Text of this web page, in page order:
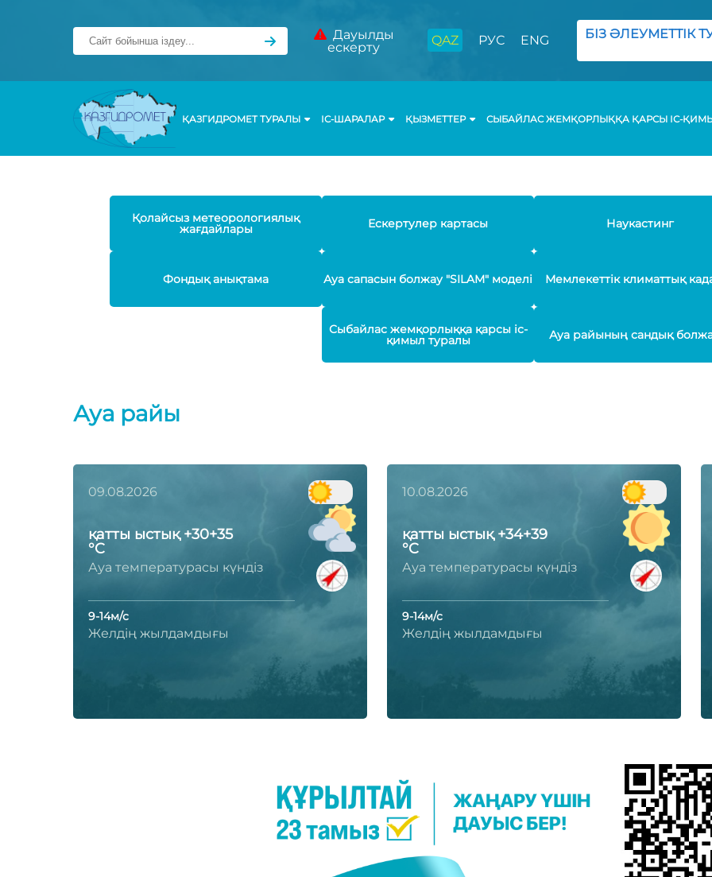
Дауылды
ескерту
QAZ РУС ENG БІЗ ӘЛЕУМЕТТІК
ҚАЗГИДРОМЕТ ТУРАЛЫ ІС-ШАРАЛАР ҚЫЗМЕТТЕР СЫБАЙЛАС ЖЕМҚОРЛЫҚҚА ҚАРСЫ ІС-
Қолайсыз метеорологиялық
жағдайлары Ескертулер картасы Наукастинг
Фондық анықтама Ауа сапасын болжау "SILAM" моделі Мемлекеттік климаттық
Сыбайлас жемқорлыққа қарсы іс-
қимыл туралы Ауа райының сандық
Ауа райы
09.08.2026
қатты ыстық +30+35
°C
Ауа температурасы күндіз
9-14м/с
Желдің жылдамдығы
10.08.2026
қатты ыстық +34+39
°C
Ауа температурасы күндіз
9-14м/с
Желдің жылдамдығы